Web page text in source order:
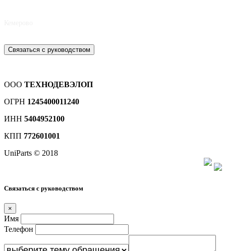
Связаться с руководством
ООО ТЕХНОДЕВЭЛОП
ОГРН 1245400011240
ИНН 5404952100
КПП 772601001
UniParts © 2018
Связаться с руководством
×
Имя
Телефон